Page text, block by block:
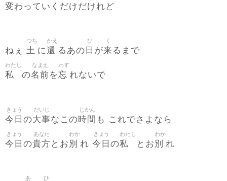
変わっていくだけだけれど
ねぇ 土
つち
に還
かえ
るあの 日
ひ
が来
く
るまで
私
わたし
の名前
なまえ
を忘
わす
れないで
今日
きょう
の大事
だいじ
なこの時間
じかん
も これでさよなら
今日
きょう
の貴方
あなた
とお 別
わか
れ 今日
きょう
の私
わたし
とお 別
わか
れ
あ ひ